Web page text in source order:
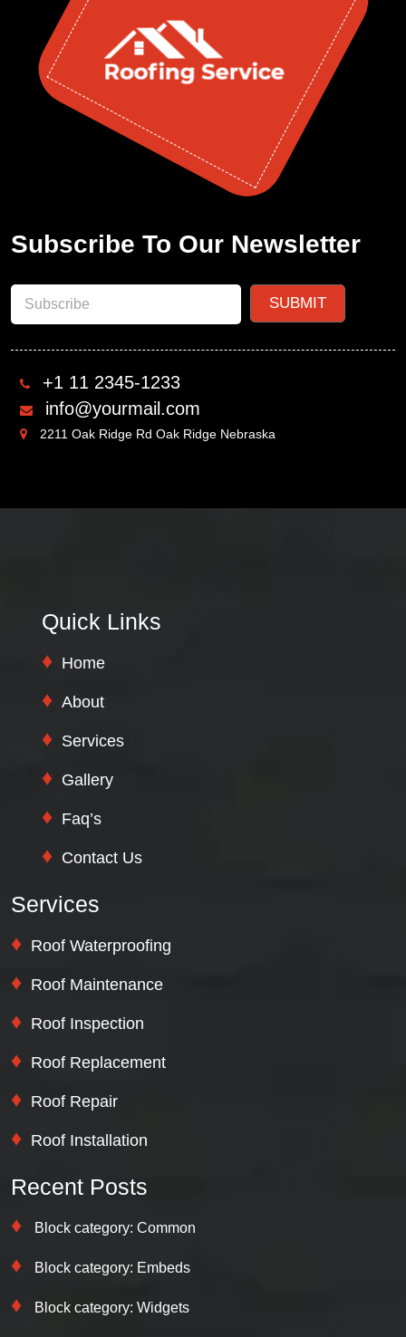
Subscribe To Our Newsletter
+1 11 2345-1233
info@yourmail.com
2211 Oak Ridge Rd Oak Ridge Nebraska
Quick Links
Home
About
Services
Gallery
Faq’s
Contact Us
Services
Roof Waterproofing
Roof Maintenance
Roof Inspection
Roof Replacement
Roof Repair
Roof Installation
Recent Posts
Block category: Common
Block category: Embeds
Block category: Widgets